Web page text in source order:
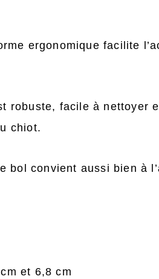
ergonomique facilite
facile à nettoyer
chiot.
convient aussi bien à
et 6,8 cm